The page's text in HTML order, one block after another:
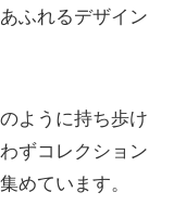
ふれるデザイン
ように持ち歩け
ずコレクション
めています。